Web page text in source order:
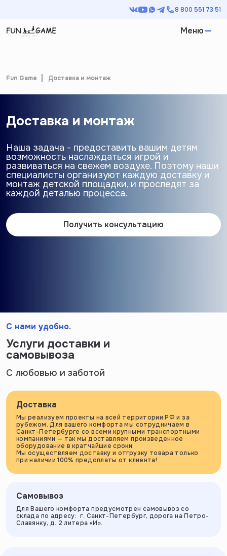
8 800 551 73 51
Меню
Fun Game Доставка и монтаж
Доставка и монтаж
Наша задача - предоставить вашим детям
возможность наслаждаться игрой и
развиваться на свежем воздухе. Поэтому наши
специалисты организуют каждую доставку и
монтаж детской площадки, и проследят за
каждой деталью процесса.
Получить консультацию
С нами удобно.
Услуги доставки и
самовывоза
С любовью и заботой
Доставка
Мы реализуем проекты на всей территории РФ и за
рубежом. Для вашего комфорта мы сотрудничаем в
Санкт-Петербурге со всеми крупными транспортными
компаниями — так мы доставляем произведенное
оборудование в кратчайшие сроки.
Мы осуществляем доставку и отгрузку товара только
при наличии 100% предоплаты от клиента!
Самовывоз
Для Вашего комфорта предусмотрен самовывоз со
склада по адресу: г. Санкт-Петербург, дорога на Петро-
Славянку, д. 2 литера «И».